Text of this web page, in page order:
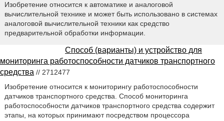
Изобретение относится к автоматике и аналоговой
вычислительной технике и может быть использовано в системах
аналоговой вычислительной техники как средство
предварительной обработки информации.
Способ (варианты) и устройство для
мониторинга работоспособности датчиков транспортного
средства // 2712477
Изобретение относится к мониторингу работоспособности
датчиков транспортного средства. Способ мониторинга
работоспособности датчиков транспортного средства содержит
этапы, на которых принимают посредством процессора